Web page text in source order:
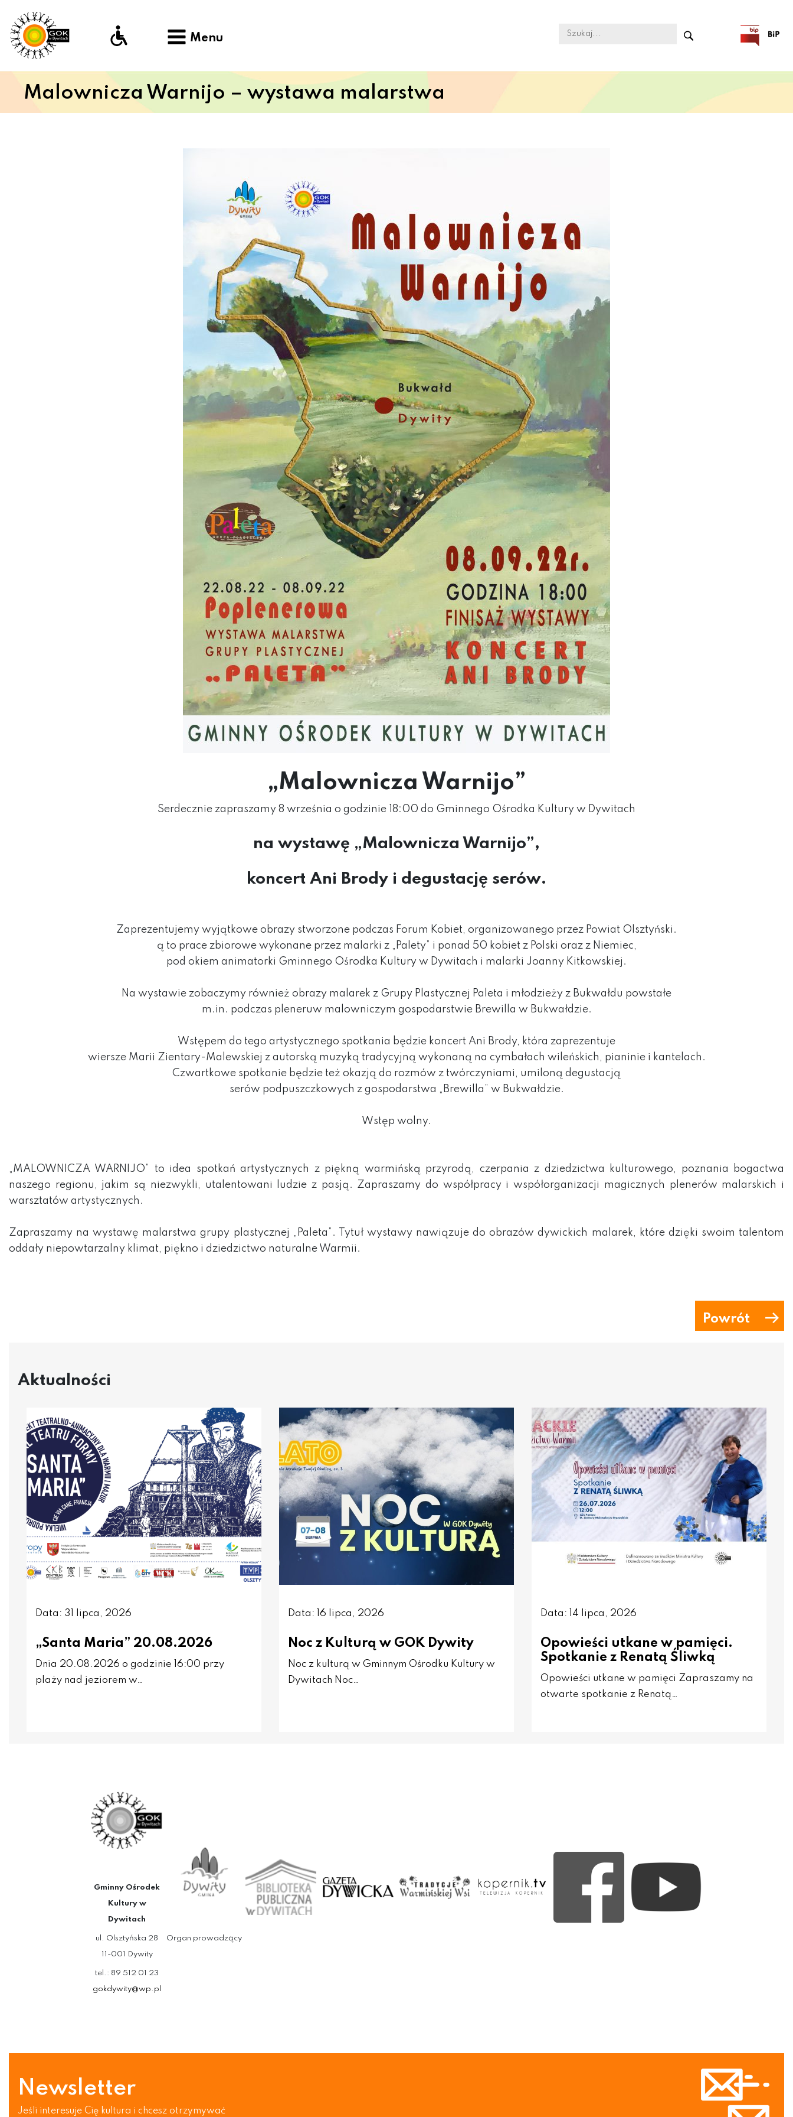
Menu
Malownicza Warnijo – wystawa malarstwa
„Malownicza Warnijo”
Serdecznie zapraszamy 8 września o godzinie 18:00 do Gminnego Ośrodka Kultury w Dywitach
na wystawę „Malownicza Warnijo”,
koncert Ani Brody i degustację serów.
Zaprezentujemy wyjątkowe obrazy stworzone podczas Forum Kobiet, organizowanego przez Powiat Olsztyński .
ą to prace zbiorowe wykonane przez malarki z „Palety” i ponad 50 kobiet z Polski oraz z Niemiec,
pod okiem animatorki Gminnego Ośrodka Kultury w Dywitach i malarki Joanny Kitkowskiej.
Na wystawie zobaczymy również obrazy malarek z Grupy Plastycznej Paleta i młodzieży z Bukwałdu powstałe
m.in. podczas pleneruw malowniczym gospodarstwieBrewill a w Bukwałdzie.
Wstępem do tego artystycznego spotkania będzie koncert Ani Brody, która zaprezentuje
wiersze Marii Zientary-Malewskiej z autorską muzyką tradycyjną wykonaną na cymbałach wileńskich, pianinie i kantelach.
Czwartkowe spotkanie będzie też okazją do rozmów z twórczyniami, umiloną degustacją
serów podpuszczkowych z gospodarstwa „Brewilla” w Bukwałdzie.
Wstęp wolny.
„MALOWNICZA WARNIJO” to idea spotkań artystycznych z piękną warmińską przyrodą, czerpania z dziedzictwa kulturowego, poznania bogactwa
naszego regionu, jakim są niezwykli, utalentowani ludzie z pasją. Zapraszamy do współpracy i współorganizacji magicznych plenerów malarskich i
warsztatów artystycznych.
Zapraszamy na wystawę malarstwa grupy plastycznej „Paleta”. Tytuł wystawy nawiązuje do obrazów dywickich malarek, które dzięki swoim talentom
oddały niepowtarzalny klimat, piękno i dziedzictwo naturalne Warmii.
Powrót
Aktualności
Data: 31 lipca, 2026
„Santa Maria” 20.08.2026
Dnia 20.08.2026 o godzinie 16:00 przy
plaży nad jeziorem w…
Data: 16 lipca, 2026
Noc z Kulturą w GOK Dywity
Noc z kulturą w Gminnym Ośrodku Kultury w
Dywitach Noc…
Data: 14 lipca, 2026
Opowieści utkane w pamięci.
Spotkanie z Renatą Śliwką
Opowieści utkane w pamięci Zapraszamy na
otwarte spotkanie z Renatą…
Gminny Ośrodek
Kultury w
Dywitach
ul. Olsztyńska 28
11-001 Dywity
tel.: 89 512 01 23
gokdywity@wp.pl
Organ prowadzący
Newsletter
Jeśli interesuje Cię kultura i chcesz otrzymywać